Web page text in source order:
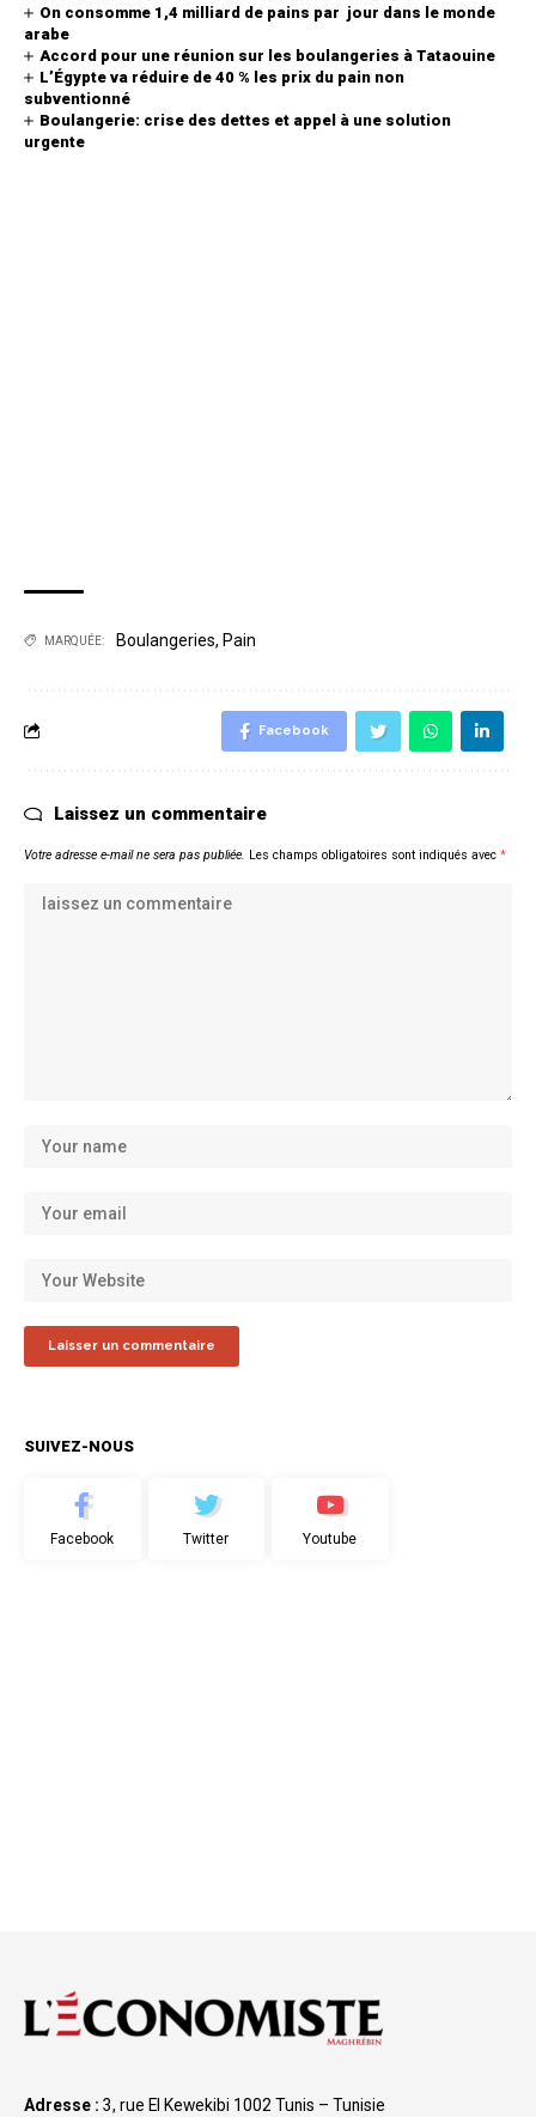
On consomme 1,4 milliard de pains par jour dans le monde
arabe
Accord pour une réunion sur les boulangeries à Tataouine
L’Égypte va réduire de 40 % les prix du pain non
subventionné
Boulangerie: crise des dettes et appel à une solution
urgente
MARQUÉE: Boulangeries, Pain
Facebook
Laissez un commentaire
Votre adresse e-mail ne sera pas publiée. Les champs obligatoires sont indiqués avec *
SUIVEZ-NOUS
Facebook Twitter Youtube
Adresse : 3, rue El Kewekibi 1002 Tunis – Tunisie